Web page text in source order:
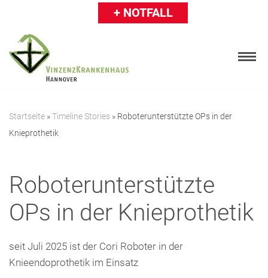
springen
+ NOTFALL
Ärzte & Einweiser
Über uns
Presse
Startseite »Timeline Stories » Roboterunterstützte OPs in der
Knieprothetik
Roboterunterstützte
OPs in der Knieprothetik
seit Juli 2025 ist der Cori Roboter in der
Knieendoprothetik im Einsatz